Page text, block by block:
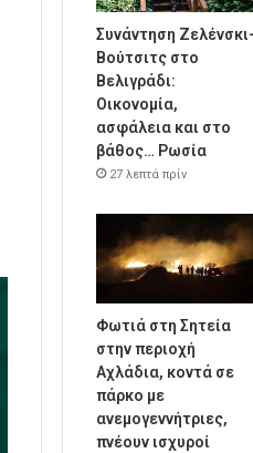
Συνάντηση Ζελένσκι-
Βούτσιτς στο
Βελιγράδι:
Οικονομία,
ασφάλεια και στο
βάθος… Ρωσία
27 λεπτά πρίν
Φωτιά στη Σητεία
στην περιοχή
Αχλάδια, κοντά σε
πάρκο με
ανεμογεννήτριες,
πνέουν ισχυροί